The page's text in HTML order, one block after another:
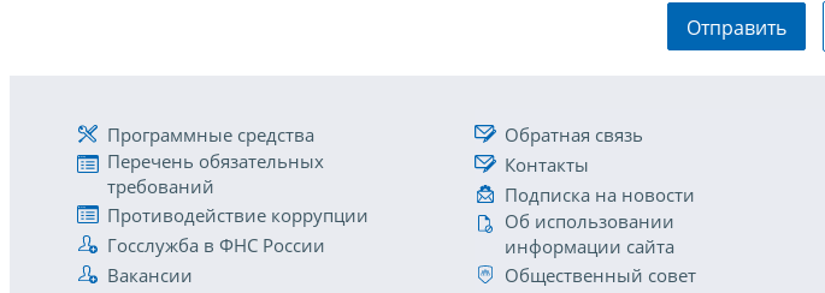
Отправить
Программные средства
Перечень обязательных
требований
Противодействие коррупции
Госслужба в ФНС России
Вакансии
Обратная связь
Контакты
Подписка на новости
Об использовании
информации сайта
Общественный совет